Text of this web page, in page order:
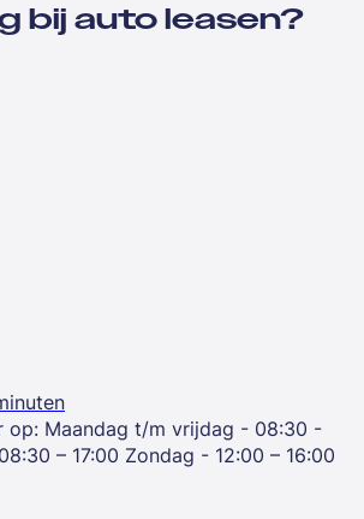
bij auto leasen?
op: Maandag t/m vrijdag - 08:30 -
– 17:00 Zondag - 12:00 – 16:00